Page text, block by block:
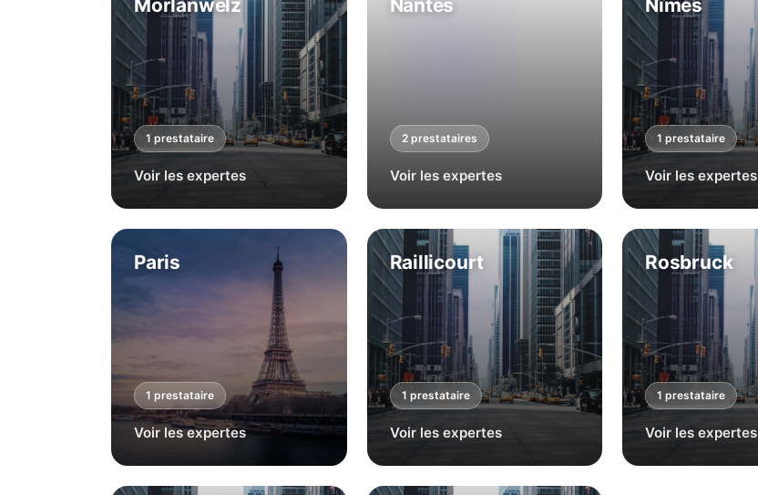
Morlanwelz
1 prestataire
Voir les expertes
Nantes
2prestataires
Voir les expertes
Nîmes
1 prestataire
Voir les expertes
Paris
1 prestataire
Voir les expertes
Raillicourt
1 prestataire
Voir les expertes
Rosbruck
1 prestataire
Voir les expertes